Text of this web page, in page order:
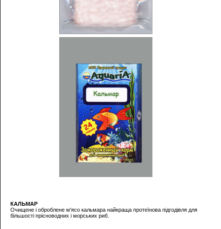
КАЛЬМАР
Очищене і оброблене м'ясо кальмара найкраща протеїнова підгодівля для
більшості прісноводних і морських риб.